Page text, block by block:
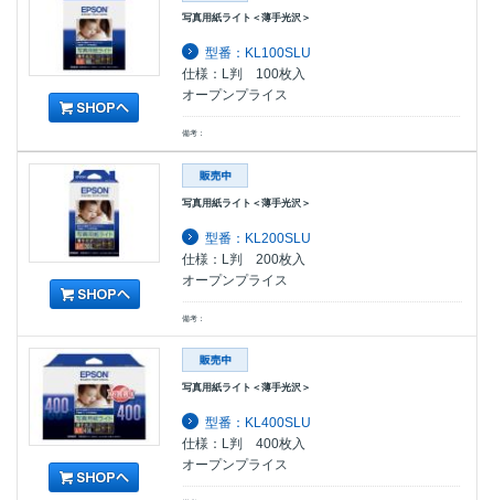
写真用紙ライト＜薄手光沢＞
型番：KL100SLU
仕様：L判 100枚入
オープンプライス
備考：
写真用紙ライト＜薄手光沢＞
型番：KL200SLU
仕様：L判 200枚入
オープンプライス
備考：
写真用紙ライト＜薄手光沢＞
型番：KL400SLU
仕様：L判 400枚入
オープンプライス